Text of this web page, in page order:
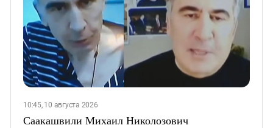
10:45, 10 августа 2026
Саакашвили Михаил Николозович